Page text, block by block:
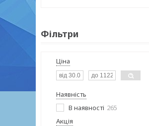
Фільтри
Ціна
Наявність
В наявності 265
Акція